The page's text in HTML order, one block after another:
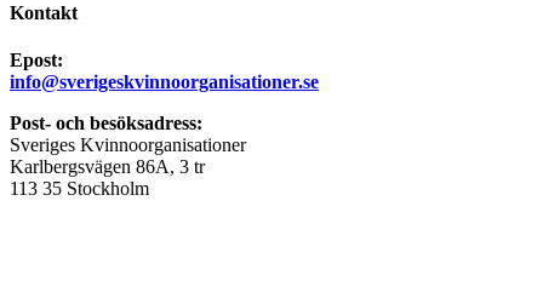
Kontakt
Epost:
info@sverigeskvinnoorganisationer.se
Post- och besöksadress:
Sveriges Kvinnoorganisationer
Karlbergsvägen 86A, 3 tr
113 35 Stockholm